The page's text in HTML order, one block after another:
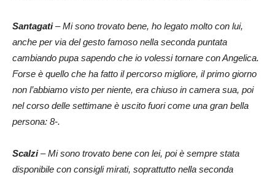
Santagati– Mi sono trovato bene, ho legato molto con lui,
anche per via del gesto famoso nella seconda puntata
cambiando pupa sapendo che io volessi tornare con Angelica.
Forse è quello che ha fatto il percorso migliore, il primo giorno
non l’abbiamo visto per niente, era chiuso in camera sua, poi
nel corso delle settimane è uscito fuori come una gran bella
persona: 8-.
Scalzi– Mi sono trovato bene con lei, poi è sempre stata
disponibile con consigli mirati, soprattutto nella seconda